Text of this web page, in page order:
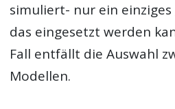
simuliert- nur ein einziges
das eingesetzt werden
Fall entfällt die Auswahl
Modellen.